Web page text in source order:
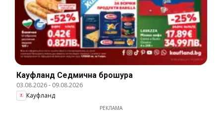
Кауфланд Cедмична брошура
03.08.2026- 09.08.2026
Кауфланд
РЕКЛАМА